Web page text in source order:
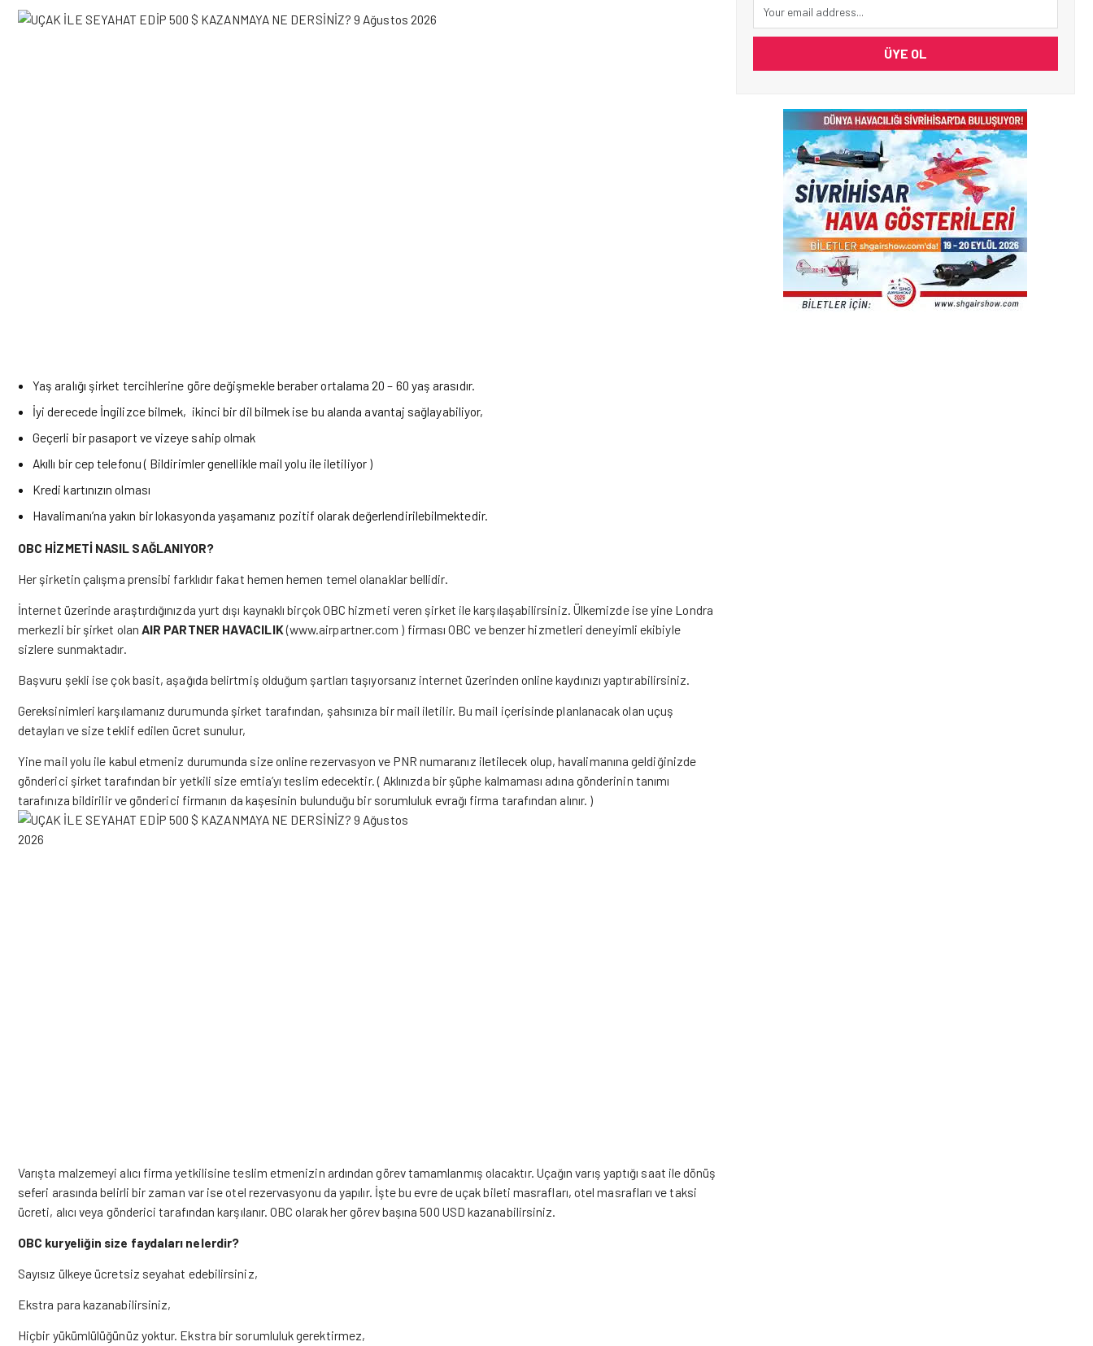
Yaş aralığı şirket tercihlerine göre değişmekle beraber ortalama 20 – 60 yaş arasıdır.
İyi derecede İngilizce bilmek, ikinci bir dil bilmek ise bu alanda avantaj sağlayabiliyor,
Geçerli bir pasaport ve vizeye sahip olmak
Akıllı bir cep telefonu ( Bildirimler genellikle mail yolu ile iletiliyor )
Kredi kartınızın olması
Havalimanı’na yakın bir lokasyonda yaşamanız pozitif olarak değerlendirilebilmektedir.
OBC HİZMETİ NASIL SAĞLANIYOR?
Her şirketin çalışma prensibi farklıdır fakat hemen hemen temel olanaklar bellidir.
İnternet üzerinde araştırdığınızda yurt dışı kaynaklı birçok OBC hizmeti veren şirket ile karşılaşabilirsiniz. Ülkemizde ise yine Londra
merkezli bir şirket olanAIR PARTNER HAVACILIK(www.airpartner.com ) firması OBC ve benzer hizmetleri deneyimli ekibiyle
sizlere sunmaktadır.
Başvuru şekli ise çok basit, aşağıda belirtmiş olduğum şartları taşıyorsanız internet üzerinden online kaydınızı yaptırabilirsiniz.
Gereksinimleri karşılamanız durumunda şirket tarafından, şahsınıza bir mail iletilir. Bu mail içerisinde planlanacak olan uçuş
detayları ve size teklif edilen ücret sunulur,
Yine mail yolu ile kabul etmeniz durumunda size online rezervasyon ve PNR numaranız iletilecek olup, havalimanına geldiğinizde
gönderici şirket tarafından bir yetkili size emtia’yı teslim edecektir. ( Aklınızda bir şüphe kalmaması adına gönderinin tanımı
tarafınıza bildirilir ve gönderici firmanın da kaşesinin bulunduğu bir sorumluluk evrağı firma tarafından alınır. )
Varışta malzemeyi alıcı firma yetkilisine teslim etmenizin ardından görev tamamlanmış olacaktır. Uçağın varış yaptığı saat ile dönüş
seferi arasında belirli bir zaman var ise otel rezervasyonu da yapılır. İşte bu evre de uçak bileti masrafları, otel masrafları ve taksi
ücreti, alıcı veya gönderici tarafından karşılanır. OBC olarak her görev başına 500 USD kazanabilirsiniz.
OBC kuryeliğin size faydaları nelerdir?
Sayısız ülkeye ücretsiz seyahat edebilirsiniz,
Ekstra para kazanabilirsiniz,
Hiçbir yükümlülüğünüz yoktur. Ekstra bir sorumluluk gerektirmez,
ÜYE OL